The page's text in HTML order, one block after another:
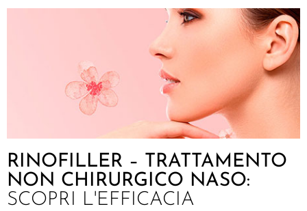
RINOFILLER – TRATTAMENTO
NON CHIRURGICO NASO:
SCOPRI L'EFFICACIA